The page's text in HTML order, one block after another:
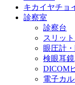
キカイヤチョ
診察室
診察台
スリッ
眼圧計
検眼耳鏡
DICOM
電子カ